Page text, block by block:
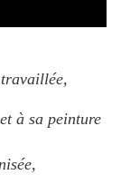
et à sa peinture